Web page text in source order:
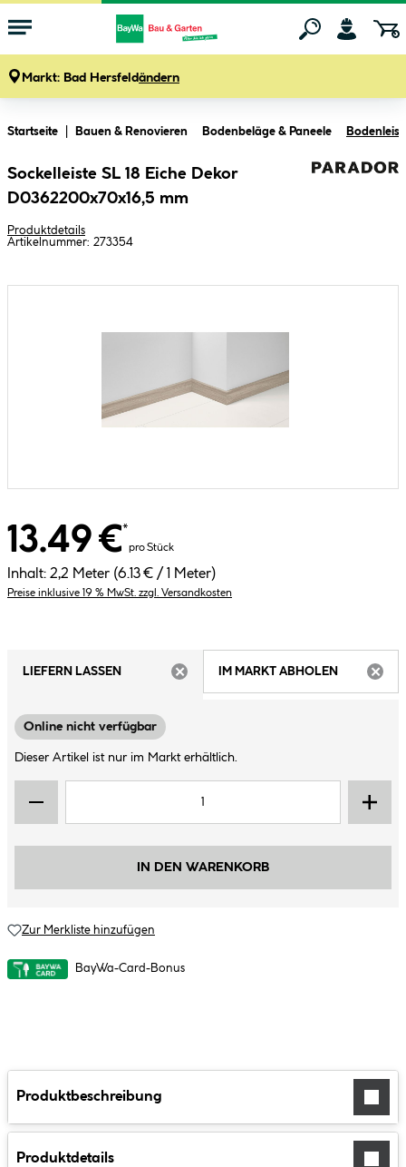
Markt: Bad Hersfeldändern
Startseite Bauen & Renovieren Bodenbeläge & Paneele
Sockelleiste SL 18 Eiche Dekor
D0362200x70x16,5 mm
Produktdetails
Artikelnummer: 273354
13.49 €*
pro Stück
Inhalt: 2,2 Meter (6.13 € / 1 Meter)
Preise inklusive 19 % MwSt. zzgl. Versandkosten
LIEFERN LASSEN
IM MARKT ABHOLEN
Online nicht verfügbar
Dieser Artikel ist nur im Markt erhältlich.
IN DEN WARENKORB
Zur Merkliste hinzufügen
BayWa-Card-Bonus
Produktbeschreibung
Produktdetails